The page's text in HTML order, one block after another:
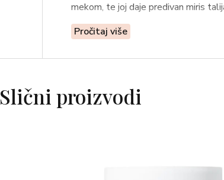
mekom, te joj daje predivan miris
Pročitaj više
Slični proizvodi